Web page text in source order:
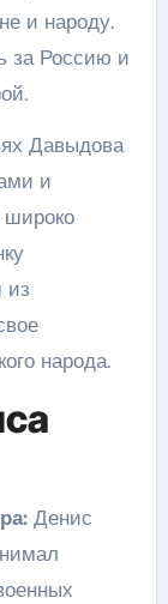
и народу.
за Россию и
Давыдова
и
широко
из
народа.
Денис